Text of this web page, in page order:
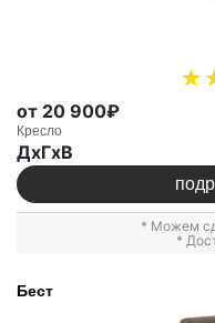
от 20 900₽
Кресло
ДxГxВ
* Можем
*
Бест